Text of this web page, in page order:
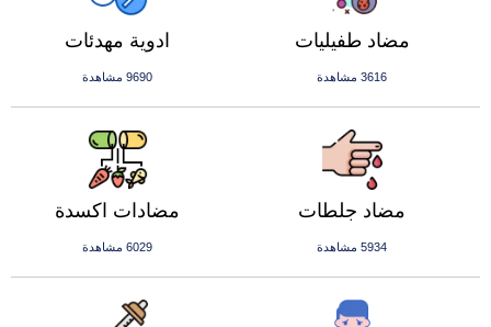
ادوية مهدئات
9690 مشاهدة
مضاد طفيليات
3616 مشاهدة
مضادات اكسدة
6029 مشاهدة
مضاد جلطات
5934 مشاهدة